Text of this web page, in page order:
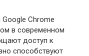
Chrome
в современном
доступ к
способствуют